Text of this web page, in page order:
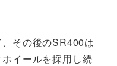
その後のSR400は
イールを採用し続